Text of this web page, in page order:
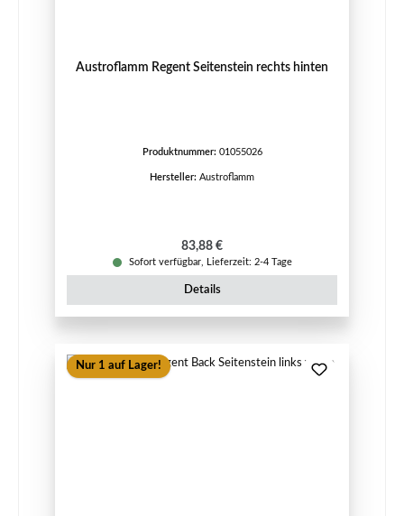
Austroflamm Regent Seitenstein rechts hinten
Produktnummer: 01055026
Hersteller: Austroflamm
Regulärer Preis:
83,88 €
Sofort verfügbar, Lieferzeit: 2-4 Tage
Details
Nur 1 auf Lager!